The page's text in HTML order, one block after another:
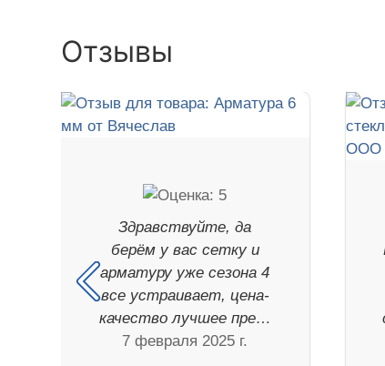
Отзывы
Здравствуйте, да
берём у вас сетку и
арматуру уже сезона 4
все устраивает, цена-
качество лучшее пре…
7 февраля 2025 г.